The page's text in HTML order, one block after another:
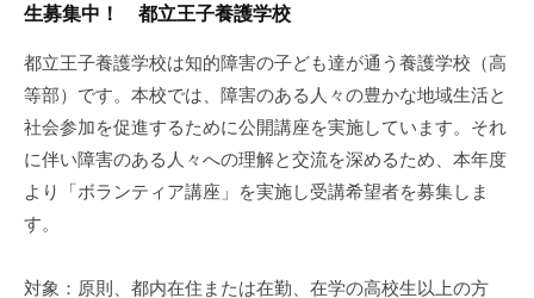
催
会
場
や
機
材
の
出
生募集中！ 都立王子養護学校
都立王子養護学校は知的障害の子ども達が通う養護学校（高
等部）です。本校では、障害のある人々の豊かな地域生活と
社会参加を促進するために公開講座を実施しています。それ
に伴い障害のある人々への理解と交流を深めるため、本年度
より「ボランティア講座」を実施し受講希望者を募集しま
す。
対象：原則、都内在住または在勤、在学の高校生以上の方